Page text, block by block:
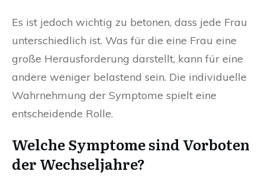
Es ist jedoch wichtig zu betonen, dass jede Frau
unterschiedlich ist. Was für die eine Frau eine
große Herausforderung darstellt, kann für eine
andere weniger belastend sein. Die individuelle
Wahrnehmung der Symptome spielt eine
entscheidende Rolle.
Welche Symptome sind Vorboten
der Wechseljahre?